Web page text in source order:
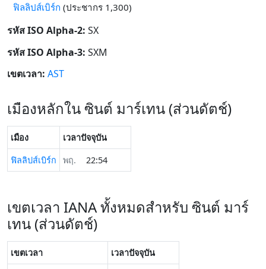
ฟิลลิปส์เบิร์ก (ประชากร 1,300)
รหัส ISO Alpha-2: SX
รหัส ISO Alpha-3: SXM
เขตเวลา: AST
เมืองหลักใน ซินต์ มาร์เทน (ส่วนดัตช์)
เมือง
เวลาปัจจุบัน
ฟิลลิปส์เบิร์ก
พฤ. 22:54
เขตเวลา IANA ทั้งหมดสำหรับ ซินต์ มาร์
เทน (ส่วนดัตช์)
เขตเวลา
เวลาปัจจุบัน